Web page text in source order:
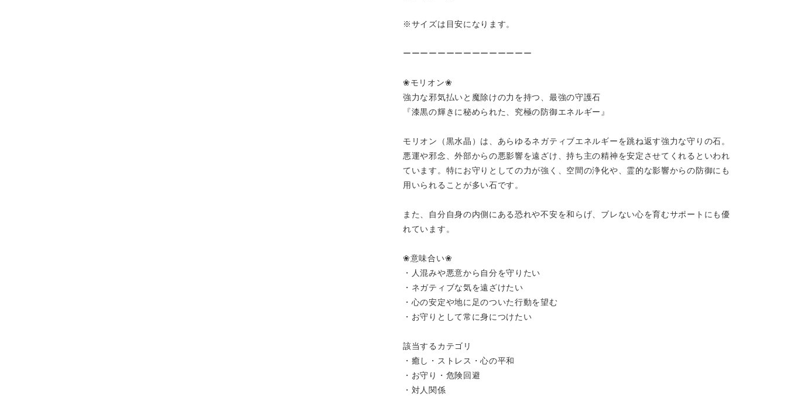
※サイズは目安になります。
ーーーーーーーーーーーーーーー
❀モリオン❀
強力な邪気払いと魔除けの力を持つ、最強の守護石
『漆黒の輝きに秘められた、究極の防御エネルギー』
モリオン（黒水晶）は、あらゆるネガティブエネルギーを跳ね返す強力な守りの石。
悪運や邪念、外部からの悪影響を遠ざけ、持ち主の精神を安定させてくれるといわれ
ています。特にお守りとしての力が強く、空間の浄化や、霊的な影響からの防御にも
用いられることが多い石です。
また、自分自身の内側にある恐れや不安を和らげ、ブレない心を育むサポートにも優
れています。
❀意味合い❀
・人混みや悪意から自分を守りたい
・ネガティブな気を遠ざけたい
・心の安定や地に足のついた行動を望む
・お守りとして常に身につけたい
該当するカテゴリ
・癒し・ストレス・心の平和
・お守り・危険回避
・対人関係